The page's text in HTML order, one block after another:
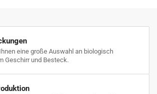
eine große Auswahl an biologisch
Geschirr und Besteck.